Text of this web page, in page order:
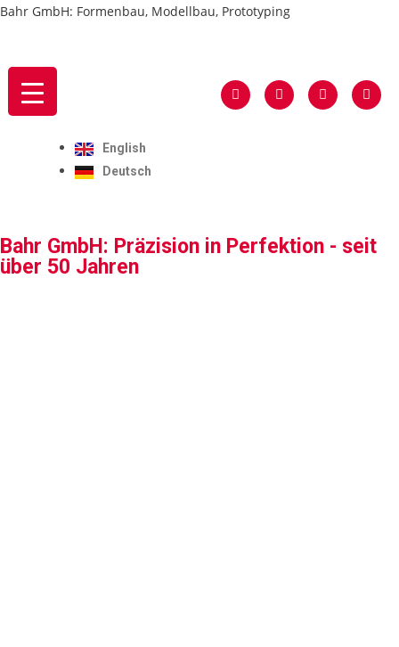
Bahr GmbH: Formenbau, Modellbau, Prototyping
English
Deutsch
Bahr GmbH: Präzision in Perfektion - seit
über 50 Jahren